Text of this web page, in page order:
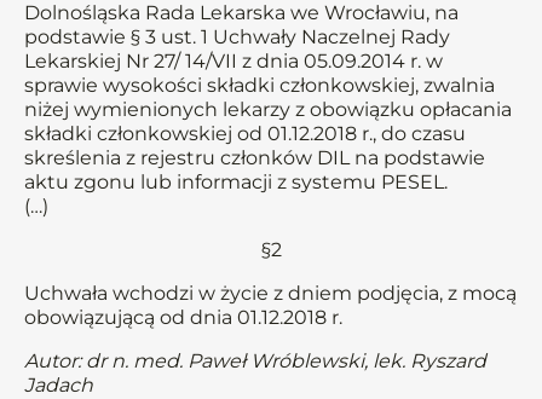
Dolnośląska Rada Lekarska we Wrocławiu, na
podstawie § 3 ust. 1 Uchwały Naczelnej Rady
Lekarskiej Nr 27/ 14/VII z dnia 05.09.2014 r. w
sprawie wysokości składki członkowskiej, zwalnia
niżej wymienionych lekarzy z obowiązku opłacania
składki członkowskiej od 01.12.2018 r., do czasu
skreślenia z rejestru członków DIL na podstawie
aktu zgonu lub informacji z systemu PESEL.
(…)
§2
Uchwała wchodzi w życie z dniem podjęcia, z mocą
obowiązującą od dnia 01.12.2018 r.
Autor: dr n. med. Paweł Wróblewski, lek. Ryszard
Jadach